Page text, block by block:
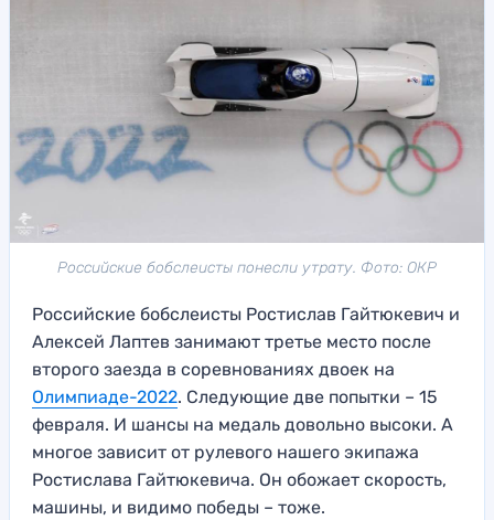
Российские бобслеисты понесли утрату. Фото: ОКР
Российские бобслеисты Ростислав Гайтюкевич и
Алексей Лаптев занимают третье место после
второго заезда в соревнованиях двоек на
Олимпиаде-2022. Следующие две попытки – 15
февраля. И шансы на медаль довольно высоки. А
многое зависит от рулевого нашего экипажа
Ростислава Гайтюкевича. Он обожает скорость,
машины, и видимо победы – тоже.